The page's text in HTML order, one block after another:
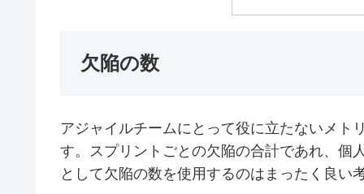
欠陥の数
アジャイルチームにとって役に立たないメト
す。スプリントごとの欠陥の合計であれ、個
として欠陥の数を使用するのはまったく良い